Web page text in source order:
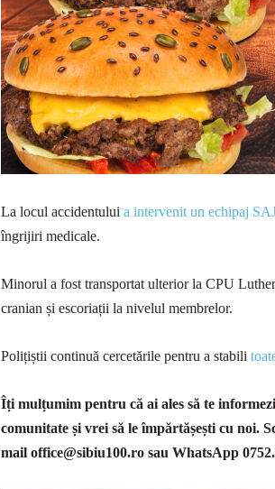
La locul accidentului a intervenit un echipaj
îngrijiri medicale.
Minorul a fost transportat ulterior la CPU
cranian și escoriații la nivelul membrelor.
Polițiștii continuă cercetările pentru a stabili
Îți mulțumim pentru că ai ales să te informezi
comunitate și vrei să le împărtășești cu noi.
mail office@sibiu100.ro sau WhatsApp